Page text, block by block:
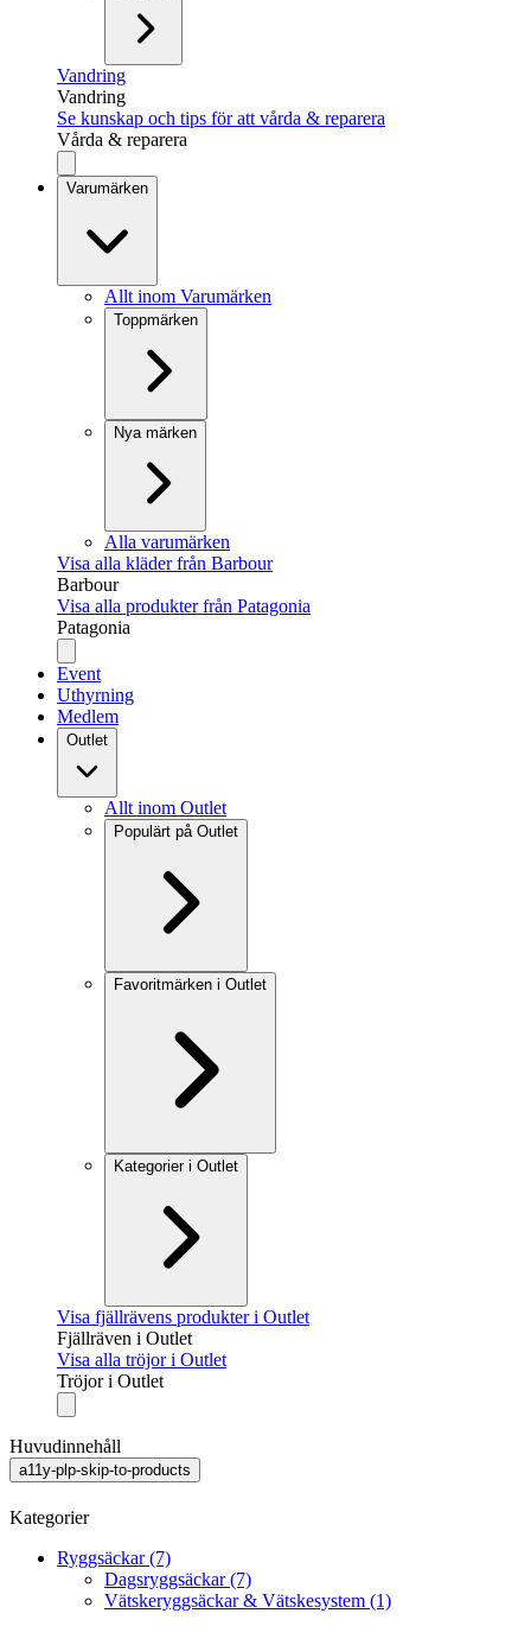
Vandring
Vandring
Se kunskap och tips för att vårda & reparera
Vårda & reparera
Varumärken
Allt inom Varumärken
Toppmärken
Nya märken
Alla varumärken
Visa alla kläder från Barbour
Barbour
Visa alla produkter från Patagonia
Patagonia
Event
Uthyrning
Medlem
Outlet
Allt inom Outlet
Populärt på Outlet
Favoritmärken i Outlet
Kategorier i Outlet
Visa fjällrävens produkter i Outlet
Fjällräven i Outlet
Visa alla tröjor i Outlet
Tröjor i Outlet
Huvudinnehåll
a11y-plp-skip-to-products
Kategorier
Ryggsäckar (7)
Dagsryggsäckar (7)
Vätskeryggsäckar & Vätskesystem (1)